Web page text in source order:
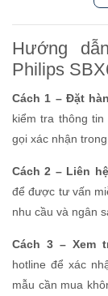
Hướng
Philips
Cách 1 – Đặt
kiểm tra thông
gọi xác nhận
Cách 2 – Liên
để được tư vấn
nhu cầu và ngân
Cách 3 – Xem
hotline để xác
mẫu cần mua